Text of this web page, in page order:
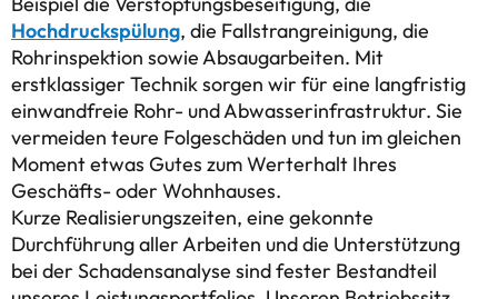
Hochdruckspülung, die Fallstrangreinigung, die
Rohrinspektion sowie Absaugarbeiten. Mit
erstklassiger Technik sorgen wir für eine langfristig
einwandfreie Rohr- und Abwasserinfrastruktur. Sie
vermeiden teure Folgeschäden und tun im gleichen
Moment etwas Gutes zum Werterhalt Ihres
Geschäfts- oder Wohnhauses.
Kurze Realisierungszeiten, eine gekonnte
Durchführung aller Arbeiten und die Unterstützung
bei der Schadensanalyse sind fester Bestandteil